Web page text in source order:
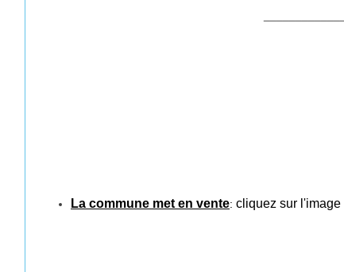
La commune met en vente: cliquez sur l'image